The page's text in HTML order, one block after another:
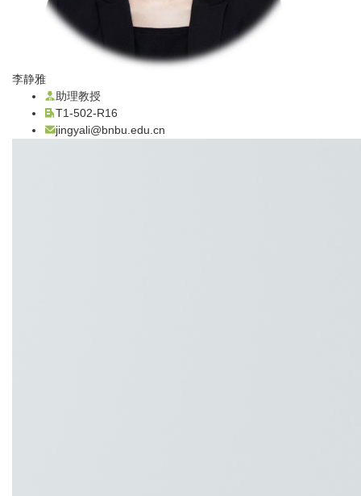
李静雅
助理教授
T1-502-R16
jingyali@bnbu.edu.cn